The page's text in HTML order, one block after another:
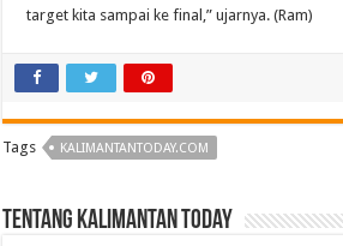
target kita sampai ke final,” ujarnya. (Ram)
Tags KALIMANTANTODAY.COM
Tentang Kalimantan Today